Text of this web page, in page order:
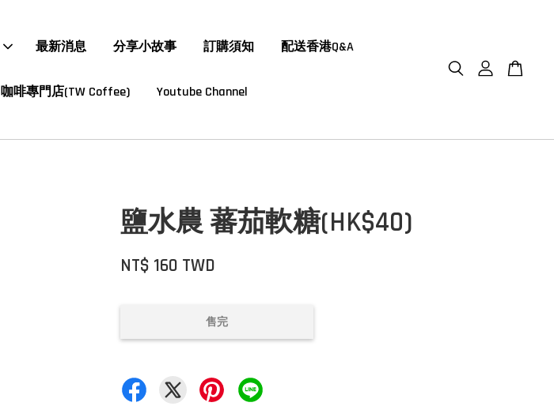
最新消息 分享小故事 訂購須知 配送香港Q&A
咖啡專門店(TW Coffee) Youtube Channel
鹽水農 蕃茄軟糖(HK$40)
NT$ 160 TWD
售完